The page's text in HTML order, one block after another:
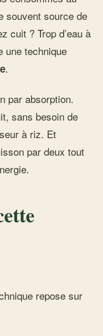
souvent source de
cuit ? Trop d’eau à
une technique
.
par absorption.
sans besoin de
à riz. Et
par deux tout
repose sur